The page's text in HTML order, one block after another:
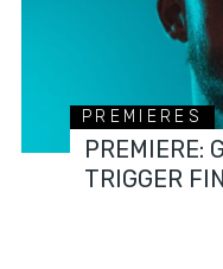
PREMIERES
PREMIERE:
TRIGGER